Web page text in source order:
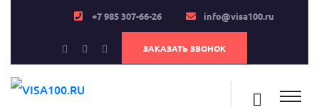
+7 985 307-66-26 info@visa100.ru
ЗАКАЗАТЬ ЗВОНОК